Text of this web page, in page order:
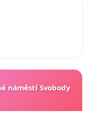
náměstí Svobody